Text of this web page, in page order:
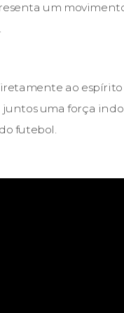
um
ao
uma força
futebol.